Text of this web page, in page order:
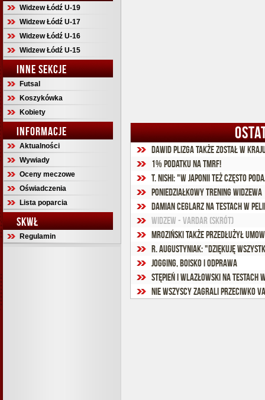
Widzew Łódź U-19
Widzew Łódź U-17
Widzew Łódź U-16
Widzew Łódź U-15
INNE SEKCJE
Futsal
Koszykówka
Kobiety
INFORMACJE
Aktualności
Wywiady
Oceny meczowe
Oświadczenia
Lista poparcia
SKWŁ
Regulamin
Dawid Plizga także został w
1% podatku na TMRF!
T. Nishi: "W Japonii też często
Poniedziałkowy trening Widzewa
Damian Ceglarz na testach w
Widzew - Vardar (skrót)
Mroziński także przedłużył
R. Augustyniak: "Dziękuję
Jogging, boisko i odprawa
Stępień i Wlazłowski na testach
Nie wszyscy zagrali przeciwko